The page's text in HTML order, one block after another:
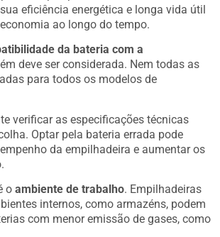
eficiência energética e longa vida útil
ao longo do tempo.
da bateria com a
deve ser considerada. Nem todas as
para todos os modelos de
verificar as especificações técnicas
Optar pela bateria errada pode
da empilhadeira e aumentar os
oambiente de trabalho. Empilhadeiras
internos, como armazéns, podem
com menor emissão de gases, como